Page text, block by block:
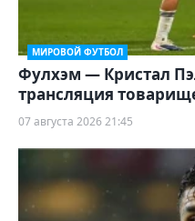
МИРОВОЙ ФУТБОЛ
Фулхэм — Кристал
трансляция
07 августа 2026 21:45